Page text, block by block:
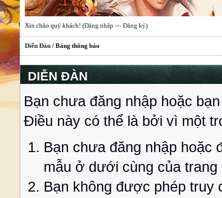
Xin chào quý khách! (Đăng nhập — Đăng ký)
Diễn Đàn / Bảng thông báo
DIỄN ĐÀN
Bạn chưa đăng nhập hoặc
Điều này có thể là bởi vì một
Bạn chưa đăng nhập hoặc
mẫu ở dưới cùng của trang
Bạn không được phép truy